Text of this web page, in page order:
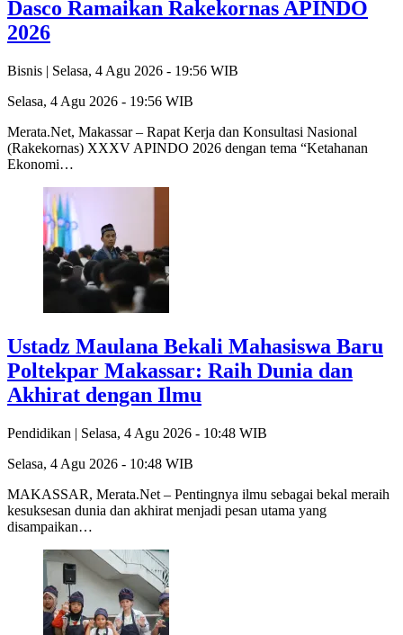
Dasco Ramaikan Rakekornas APINDO
2026
Bisnis | Selasa, 4 Agu 2026 - 19:56 WIB
Selasa, 4 Agu 2026 - 19:56 WIB
Merata.Net, Makassar – Rapat Kerja dan Konsultasi Nasional
(Rakekornas) XXXV APINDO 2026 dengan tema “Ketahanan
Ekonomi…
Ustadz Maulana Bekali Mahasiswa Baru
Poltekpar Makassar: Raih Dunia dan
Akhirat dengan Ilmu
Pendidikan | Selasa, 4 Agu 2026 - 10:48 WIB
Selasa, 4 Agu 2026 - 10:48 WIB
MAKASSAR, Merata.Net – Pentingnya ilmu sebagai bekal meraih
kesuksesan dunia dan akhirat menjadi pesan utama yang
disampaikan…